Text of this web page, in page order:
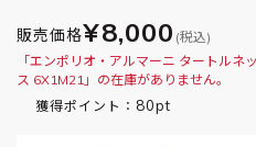
販売価格¥8,000 (税込)
「エンポリオ・アルマーニ タートルネ
ス 6X1M21」の在庫がありません。
獲得ポイント： 80pt